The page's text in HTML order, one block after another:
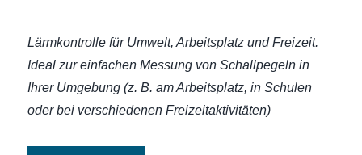
Lärmkontrolle für Umwelt, Arbeitsplatz und Freizeit.
Ideal zur einfachen Messung von Schallpegeln in
Ihrer Umgebung (z. B. am Arbeitsplatz, in Schulen
oder bei verschiedenen Freizeitaktivitäten)